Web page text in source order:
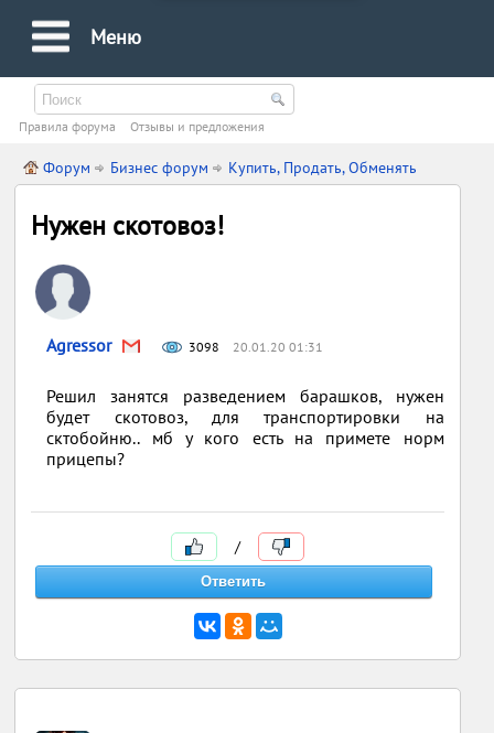
Меню
Правила форума Oтзывы и предложения
Форум Бизнес форум Купить, Продать, Обменять
Нужен скотовоз!
Agressor 3098 20.01.20 01:31
Решил занятся разведением барашков, нужен
будет скотовоз, для транспортировки на
сктобойню.. мб у кого есть на примете норм
прицепы?
/